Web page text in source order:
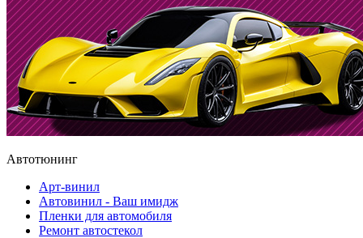
Автотюнинг
Арт-винил
Автовинил - Ваш имидж
Пленки для автомобиля
Ремонт автостекол